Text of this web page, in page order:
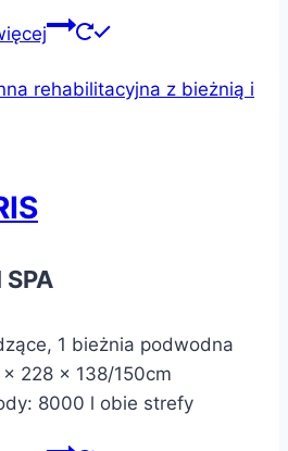
SPA
1 bieżnia podwodna
228 x 138/150cm
8000 l obie strefy